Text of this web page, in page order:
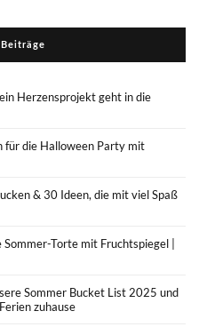
Herzensprojekt geht in die
für die Halloween Party mit
& 30 Ideen, die mit viel Spaß
Torte mit Fruchtspiegel |
Sommer Bucket List 2025 und
zuhause